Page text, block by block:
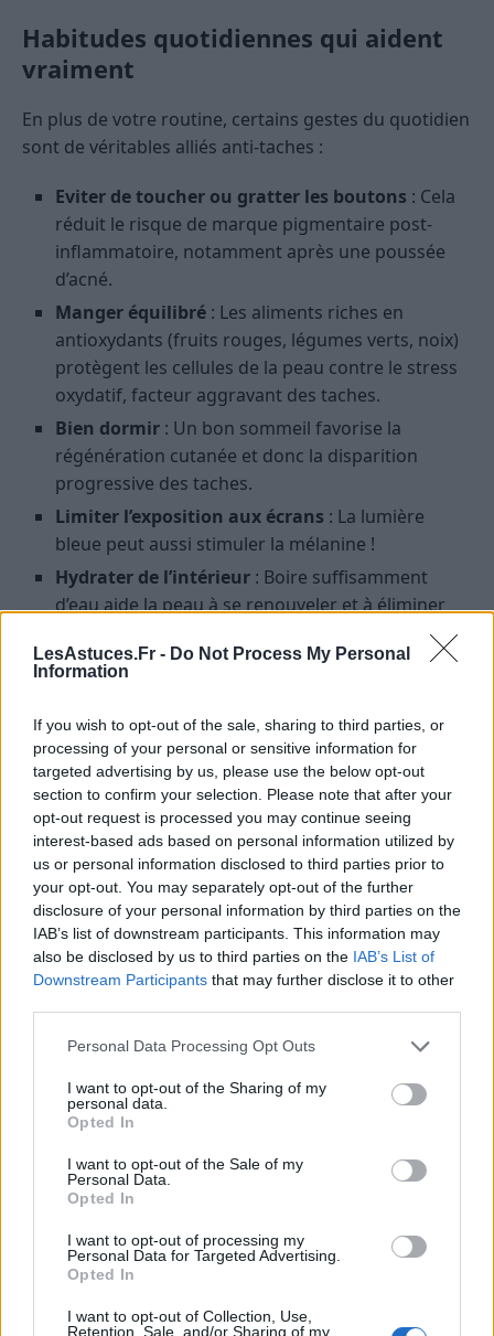
LesAstuces.Fr - Do Not Process My Personal
Information
If you wish to opt-out of the sale, sharing to third parties, or
processing of your personal or sensitive information for
targeted advertising by us, please use the below opt-out
section to confirm your selection. Please note that after your
opt-out request is processed you may continue seeing
interest-based ads based on personal information utilized by
us or personal information disclosed to third parties prior to
your opt-out. You may separately opt-out of the further
disclosure of your personal information by third parties on the
IAB’s list of downstream participants. This information may
also be disclosed by us to third parties on the IAB’s List of
Downstream Participants that may further disclose it to other
Personal Data Processing Opt Outs
I want to opt-out of the Sharing of my
personal data.
Opted In
I want to opt-out of the Sale of my
Personal Data.
Opted In
I want to opt-out of processing my
Personal Data for Targeted Advertising.
Opted In
I want to opt-out of Collection, Use,
Retention, Sale, and/or Sharing of my
Habitudes quotidiennes qui aident
vraiment
En plus de votre routine, certains gestes du quotidien
sont de véritables alliés anti-taches :
Eviter de toucher ou gratter les boutons : Cela
réduit le risque de marque pigmentaire post-
inflammatoire, notamment après une poussée
d’acné.
Manger équilibré : Les aliments riches en
antioxydants (fruits rouges, légumes verts, noix)
protègent les cellules de la peau contre le stress
oxydatif, facteur aggravant des taches.
Bien dormir : Un bon sommeil favorise la
régénération cutanée et donc la disparition
progressive des taches.
Limiter l’exposition aux écrans : La lumière
bleue peut aussi stimuler la mélanine !
Hydrater de l’intérieur : Boire suffisamment
d’eau aide la peau à se renouveler et à éliminer
Remèdes naturels et astuces maison
: que valent-ils ?
De nombreuses astuces circulent sur Internet pour
“faire disparaître les taches brunes naturellement”.
Certaines peuvent être utiles en complément, mais
attention aux recettes trop agressives ou non
validées par des experts.
Les options douces à tester
Masque au yaourt nature: L’acide lactique
réparation et atténue les marques récentes.
Sérum maison à la vitamine C: Mélangez
quelques gouttes de jus de citron (dilué !) avec un
contour des yeux. Attention : jamais avant une
exposition solaire !
Évitez les conseils qui recommandent le bicarbonate
pur, le citron non dilué ou le vinaigre, qui sont trop
abrasifs et peuvent provoquer des réactions. Pour en